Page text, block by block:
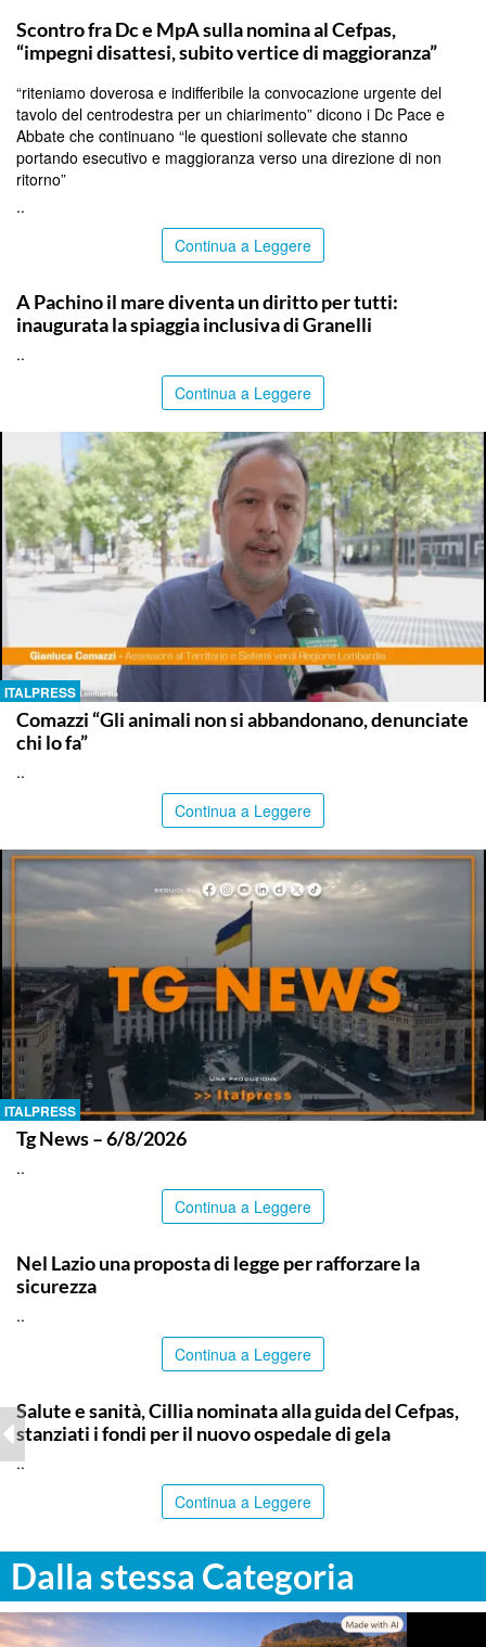
Scontro fra Dc e MpA sulla nomina al Cefpas,
“impegni disattesi, subito vertice di maggioranza”
“riteniamo doverosa e indifferibile la convocazione urgente del
tavolo del centrodestra per un chiarimento” dicono i Dc Pace e
Abbate che continuano “le questioni sollevate che stanno
portando esecutivo e maggioranza verso una direzione di non
ritorno”
..
Continua a Leggere
A Pachino il mare diventa un diritto per tutti:
inaugurata la spiaggia inclusiva di Granelli
..
Continua a Leggere
ITALPRESS
Comazzi “Gli animali non si abbandonano, denunciate
chi lo fa”
..
Continua a Leggere
ITALPRESS
Tg News – 6/8/2026
..
Continua a Leggere
Nel Lazio una proposta di legge per rafforzare la
sicurezza
..
Continua a Leggere
Salute e sanità, Cillia nominata alla guida del Cefpas,
stanziati i fondi per il nuovo ospedale di gela
..
Continua a Leggere
Dalla stessa Categoria